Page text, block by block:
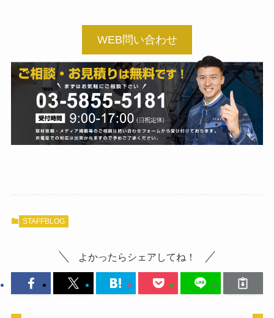
WEB問い合わせ
STAFFBLOG
よかったらシェアしてね！